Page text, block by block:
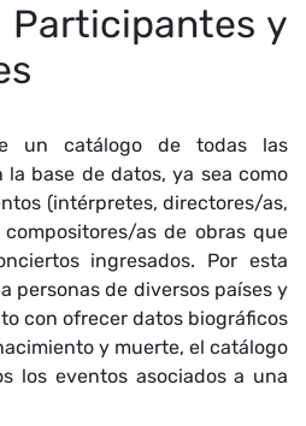
Participantes y
un catálogo de todas las
la base de datos, ya sea como
(intérpretes, directores/as,
as de obras que
ingresados. Por esta
personas de diversos países y
con ofrecer datos biográficos
y muerte, el catálogo
los eventos asociados a una